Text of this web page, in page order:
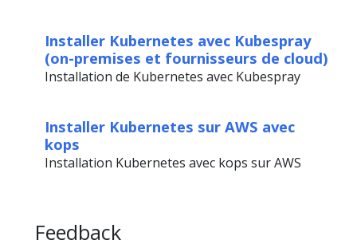
Installer Kubernetes avec Kubespray
(on-premises et fournisseurs de cloud)
Installation de Kubernetes avec Kubespray
Installer Kubernetes sur AWS avec
kops
Installation Kubernetes avec kops sur AWS
Feedback